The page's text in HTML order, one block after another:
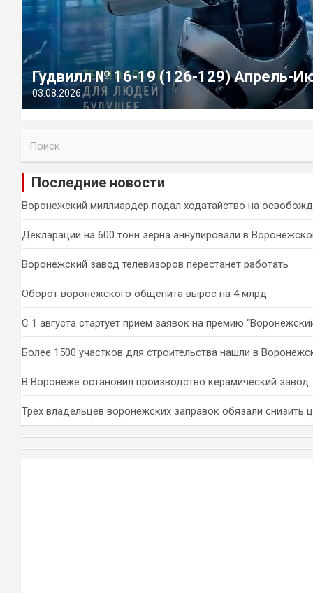
Гудвилл № 16-19 (126-129) Апрель-
03.08.2026
и
Последние новости
Воронежский миллиардер подал ходатайство на
Декларации на 600 тонн зерна аннулировали в
Воронежский завод телевизоров перестанет работать
Оборот воронежского общепита вырос на 4 млрд
С 1 августа стартует прием заявок на премию
Более 1500 участков для строительства нашли в
В Воронеже остановил производство керамический завод
Трех владельцев воронежских заправок обязали снизить